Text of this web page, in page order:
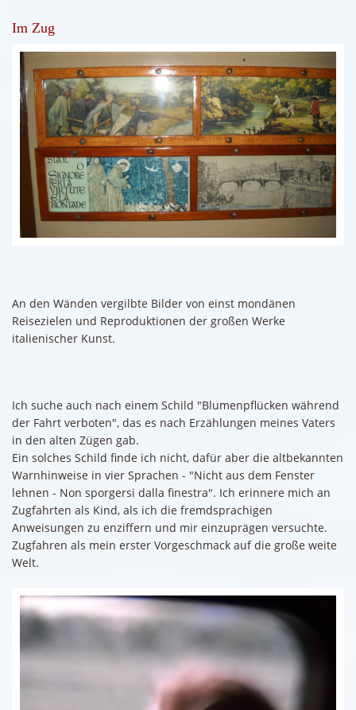
Im Zug
An den Wänden vergilbte Bilder von einst mondänen
Reisezielen und Reproduktionen der großen Werke
italienischer Kunst.
Ich suche auch nach einem Schild "Blumenpflücken während
der Fahrt verboten", das es nach Erzählungen meines Vaters
in den alten Zügen gab.
Ein solches Schild finde ich nicht, dafür aber die altbekannten
Warnhinweise in vier Sprachen - "Nicht aus dem Fenster
lehnen - Non sporgersi dalla finestra". Ich erinnere mich an
Zugfahrten als Kind, als ich die fremdsprachigen
Anweisungen zu enziffern und mir einzuprägen versuchte.
Zugfahren als mein erster Vorgeschmack auf die große weite
Welt.